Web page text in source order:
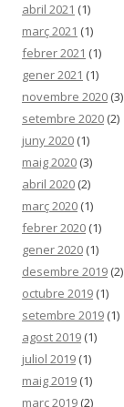
abril 2021 (1)
març 2021 (1)
febrer 2021 (1)
gener 2021 (1)
novembre 2020 (3)
setembre 2020 (2)
juny 2020 (1)
maig 2020 (3)
abril 2020 (2)
març 2020 (1)
febrer 2020 (1)
gener 2020 (1)
desembre 2019 (2)
octubre 2019 (1)
setembre 2019 (1)
agost 2019 (1)
juliol 2019 (1)
maig 2019 (1)
març 2019 (2)